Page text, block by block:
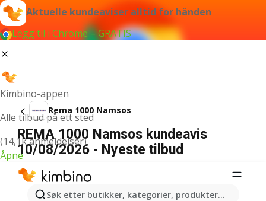
Aktuelle kundeaviser alltid for hånden
Legg til i Chrome – GRATIS
Kimbino-appen
Alle tilbud på ett sted
(14,1k anmeldelser)
Åpne
Søk etter butikker, kategorier, produkter...
Rema 1000 Namsos
REMA 1000 Namsos kundeavis
10/08/2026 - Nyeste tilbud